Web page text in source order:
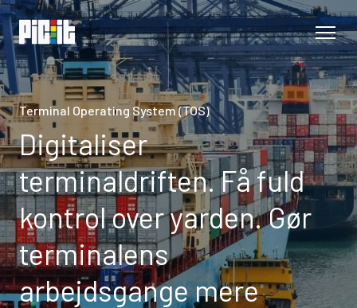
Terminal Operating System (TOS)
Digitaliser
terminaldriften. Få fuld
kontrol over yarden. Gør
terminalens
arbejdsgange mere